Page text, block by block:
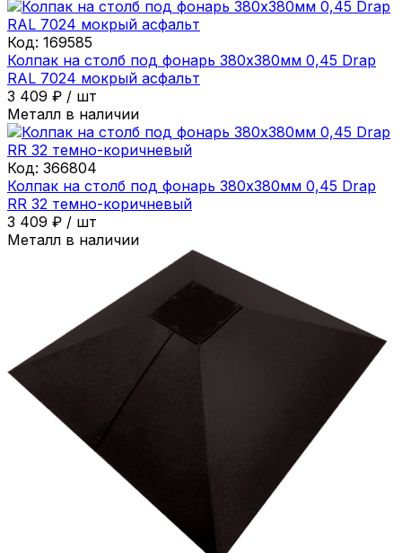
Код: 169585
Колпак на столб под фонарь 380х380мм 0,45 Drap
RAL 7024 мокрый асфальт
3 409 ₽ / шт
Металл в наличии
Код: 366804
Колпак на столб под фонарь 380х380мм 0,45 Drap
RR 32 темно-коричневый
3 409 ₽ / шт
Металл в наличии